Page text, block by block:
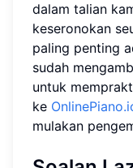
dalam talian
keseronokan
paling penting
sudah
untuk
ke
mulakan